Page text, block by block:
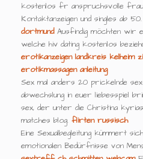
kostenlos fr anspruchsvolle
Kontaktanzeigen und singles ab 50.
dortmundAusfindig möchten wir
welche hiv dating kostenlos
erotikanzeigen landkreis kelheim
erotikmassagen anleitung
Sex mal anders 20 prickelnde
abwechslung in euer liebesspiel
sex, der unter die Christina
matches blog. flirten russisch
Eine Sexualbegleitung kümmert
emotionalen Bedürfnisse von